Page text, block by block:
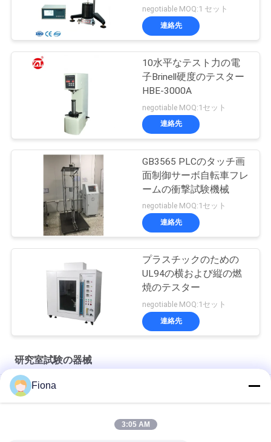
クリーン
negotiable MOQ:1 セット
連絡先
10水平なテスト力の電
子Brinell硬度のテスター
HBE-3000A
negotiable MOQ:1セット
連絡先
GB3565 PLCのタッチ画
面制御サーボ自転車フレ
ームの衝撃試験機械
negotiable MOQ:1セット
連絡先
プラスチックのための
UL94の横および縦の燃
焼のテスター
negotiable MOQ:1セット
連絡先
研究室試験の器械
SHBRV-187.5デジタルBloviの硬度のテスター
Fiona
3:05 AM